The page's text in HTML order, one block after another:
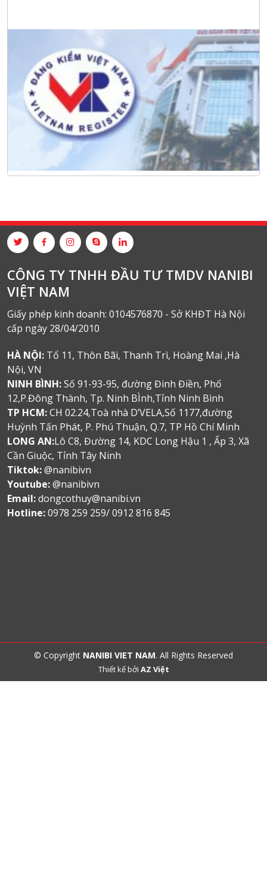
CÔNG TY TNHH ĐẦU TƯ TMDV NANIBI
VIỆT NAM
Giấy phép kinh doanh: 0104576870 - Sở KHĐT Hà Nội
cấp ngày 28/04/2010
HÀ NỘI: Tổ 11, Thôn Bãi, Thanh Trì, Hoàng Mai ,Hà
Nội, VN
NINH BÌNH:Số 91-93-95, đường Đinh Điền, Phố
12,P.Đông Thành, Tp. Ninh BÌnh,Tỉnh Ninh Bình
TP HCM:CH 02.24,Toà nhà D’VELA,Số 1177,đường
Huỳnh Tấn Phát, P. Phú Thuận, Q.7, TP Hồ Chí Minh
LONG AN:Lô C8, Đường 14, KDC Long Hậu 1 , Ấp 3, Xã
Cần Giuộc, Tỉnh Tây Ninh
Tiktok:@nanibivn
Youtube:@nanibivn
Email:dongcothuy@nanibi.vn
Hotline:0978 259 259/ 0912 816 845
© Copyright NANIBI VIET NAM. All Rights Reserved
Thiết kế bởi AZ Việt